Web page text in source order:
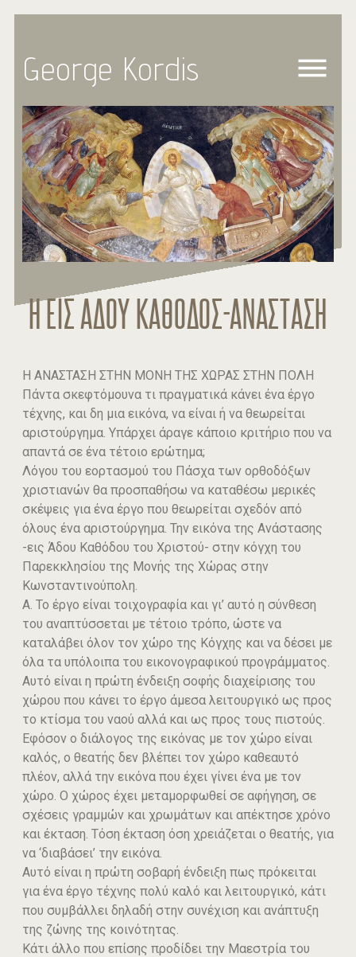
George Kordis
Η ΕΙΣ ΑΔΟΥ ΚΑΘΟΔΟΣ-ΑΝΑΣΤΑΣΗ
Η ΑΝΑΣΤΑΣΗ ΣΤΗΝ ΜΟΝΗ ΤΗΣ ΧΩΡΑΣ ΣΤΗΝ ΠΟΛΗ
Πάντα σκεφτόμουνα τι πραγματικά κάνει ένα έργο
τέχνης, και δη μια εικόνα, να είναι ή να θεωρείται
αριστούργημα. Υπάρχει άραγε κάποιο κριτήριο που να
απαντά σε ένα τέτοιο ερώτημα;
Λόγου του εορτασμού του Πάσχα των ορθοδόξων
χριστιανών θα προσπαθήσω να καταθέσω μερικές
σκέψεις για ένα έργο που θεωρείται σχεδόν από
όλους ένα αριστούργημα. Την εικόνα της Ανάστασης
-εις Άδου Καθόδου του Χριστού- στην κόγχη του
Παρεκκλησίου της Μονής της Χώρας στην
Κωνσταντινούπολη.
Α. Το έργο είναι τοιχογραφία και γι’ αυτό η σύνθεση
του αναπτύσσεται με τέτοιο τρόπο, ώστε να
καταλάβει όλον τον χώρο της Κόγχης και να δέσει με
όλα τα υπόλοιπα του εικονογραφικού προγράμματος.
Αυτό είναι η πρώτη ένδειξη σοφής διαχείρισης του
χώρου που κάνει το έργο άμεσα λειτουργικό ως προς
το κτίσμα του ναού αλλά και ως προς τους πιστούς.
Εφόσον ο διάλογος της εικόνας με τον χώρο είναι
καλός, ο θεατής δεν βλέπει τον χώρο καθεαυτό
πλέον, αλλά την εικόνα που έχει γίνει ένα με τον
χώρο. Ο χώρος έχει μεταμορφωθεί σε αφήγηση, σε
σχέσεις γραμμών και χρωμάτων και απέκτησε χρόνο
και έκταση. Τόση έκταση όση χρειάζεται ο θεατής, για
να ‘διαβάσει’ την εικόνα.
Αυτό είναι η πρώτη σοβαρή ένδειξη πως πρόκειται
για ένα έργο τέχνης πολύ καλό και λειτουργικό, κάτι
που συμβάλλει δηλαδή στην συνέχιση και ανάπτυξη
της ζώνης της κοινότητας.
Κάτι άλλο που επίσης προδίδει την Μαεστρία του